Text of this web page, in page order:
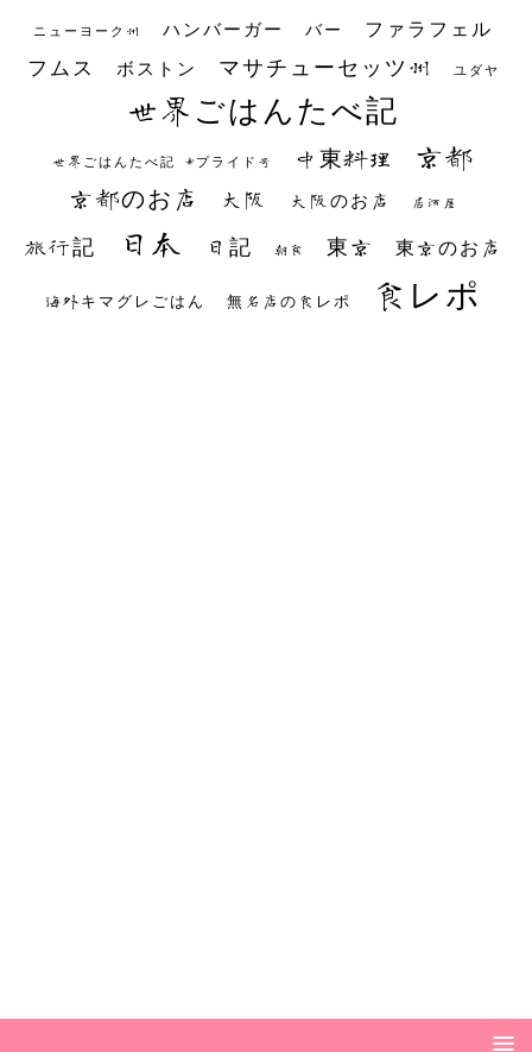
ニューヨーク州 ハンバーガー バー ファラフェル
フムス ボストン マサチューセッツ州 ユダヤ
世界ごはんたべ記
世界ごはんたべ記 #プライド号 中東料理 京都
京都のお店 大阪 大阪のお店 居酒屋
旅行記 日本 日記 朝食 東京 東京のお店
海外キマグレごはん 無名店の食レポ 食レポ